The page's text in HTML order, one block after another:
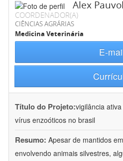
Alex
COORDENADOR(A)
CIÊNCIAS AGRÁRIAS
Medicina Veterinária
E-
Título do Projeto:vigilância
vírus enzoóticos no brasil
Resumo: Apesar de mantidos
envolvendo animais silvestres,